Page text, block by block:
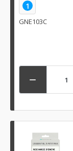
1
GNE103C
